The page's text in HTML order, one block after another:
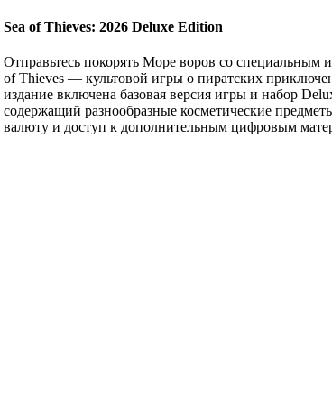
Sea of Thieves: 2026 Deluxe Edition
Отправьтесь покорять Море воров со специальным
of Thieves — культовой игры о пиратских
издание включена базовая версия игры и набор
содержащий разнообразные косметические
валюту и доступ к дополнительным цифровым